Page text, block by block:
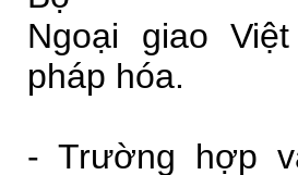
Ngoại giao
pháp hóa.
- Trường hợp